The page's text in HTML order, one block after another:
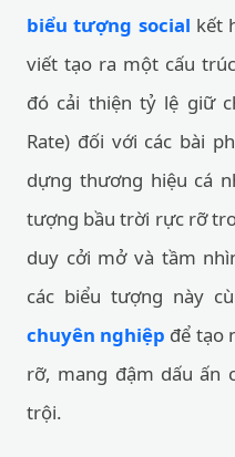
biểu tượng social kết
viết tạo ra một cấu
đó cải thiện tỷ lệ giữ
Rate) đối với các bài
dựng thương hiệu cá
tượng bầu trời rực rỡ
duy cởi mở và tầm
các biểu tượng này
chuyên nghiệp để tạo
rỡ, mang đậm dấu ấn
trội.